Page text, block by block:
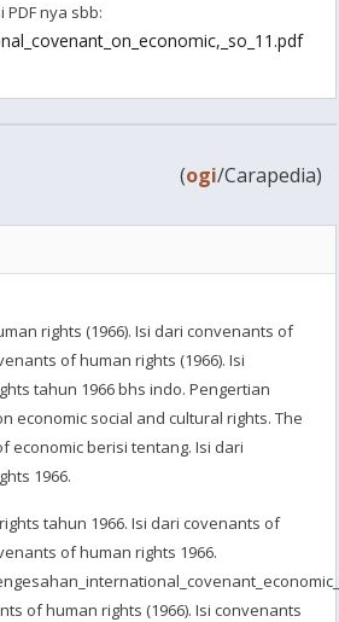
nya sbb:
(ogi/Carapedia)
rights (1966). Isi dari convenants of
of human rights (1966). Isi
tahun 1966 bhs indo. Pengertian
economic social and cultural rights. The
economic berisi tentang. Isi dari
1966.
tahun 1966. Isi dari covenants of
of human rights 1966.
of human rights (1966). Isi convenants